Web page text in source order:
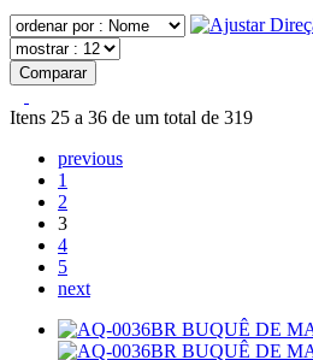
Comparar
Itens 25 a 36 de um total de 319
previous
1
2
3
4
5
next